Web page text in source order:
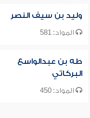
وليد بن سيف النصر
المواد: 581
طه بن عبدالواسع
البركاتي
المواد: 450